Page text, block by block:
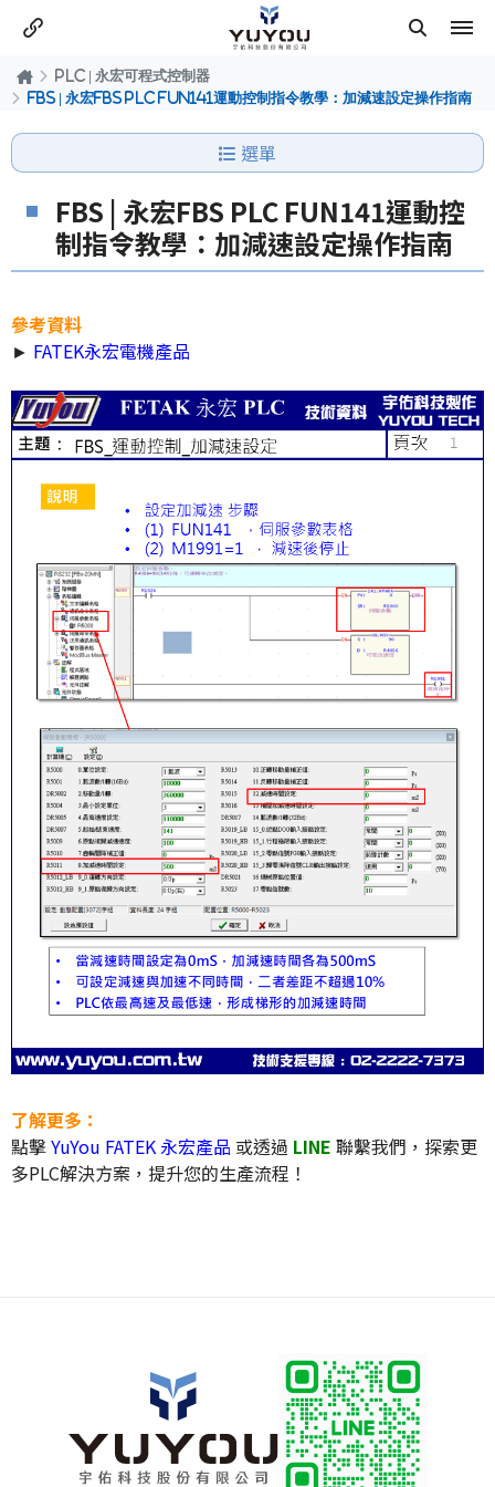
PLC | 永宏可程式控制器
FBS | 永宏FBS PLC FUN141運動控制指令教學：加減速設定操作指南
選單
FBS | 永宏FBS PLC FUN141運動控
制指令教學：加減速設定操作指南
參考資料
► FATEK永宏電機產品
了解更多：
點擊YuYou FATEK 永宏產品 或透過 LINE 聯繫我們，探索更
多PLC解決方案，提升您的生產流程！